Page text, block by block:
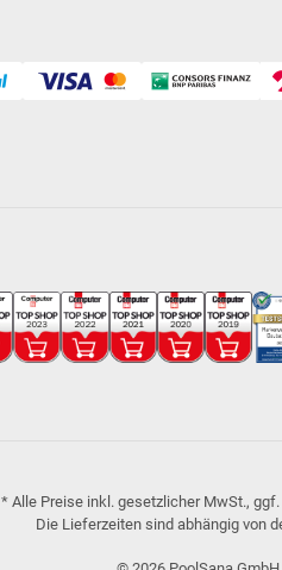
* Alle Preise inkl. gesetzlicher MwSt.,
Die Lieferzeiten sind abhängig von